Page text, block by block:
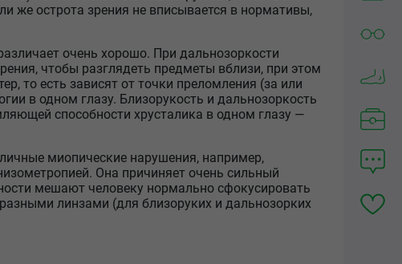
же острота зрения не вписывается в нормативы,
очень хорошо. При дальнозоркости
чтобы разглядеть предметы вблизи, при этом
то есть зависят от точки преломления (за или
в одном глазу. Близорукость и дальнозоркость
способности хрусталика в одном глазу —
миопические нарушения, например,
Она причиняет очень сильный
мешают человеку нормально сфокусировать
линзами (для близоруких и дальнозорких